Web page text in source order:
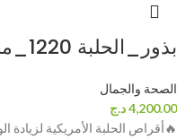
بذور_الحلبة 1220_ملغ_100_كبسولة
الصحة والجمال
4,200.00د.ج